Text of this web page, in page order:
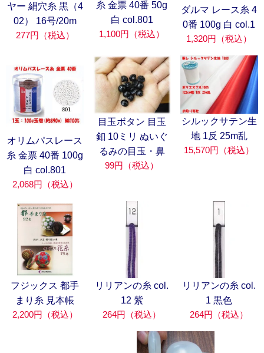
ヤー 絹穴糸 黒（4
02） 16号/20m
277円（税込）
糸 金票 40番 50g
白 col.801
1,100円（税込）
ダルマ レース糸 4
0番 100g 白 col.1
1,320円（税込）
オリムパスレース
糸 金票 40番 100g
白 col.801
2,068円（税込）
目玉ボタン 目玉
釦 10ミリ ぬいぐ
るみの目玉・鼻
99円（税込）
シルックサテン生
地 1反 25m乱
15,570円（税込）
フジックス 都手
まり糸 見本帳
2,200円（税込）
リリアンの糸 col.
12 紫
264円（税込）
リリアンの糸 col.
1 黒色
264円（税込）